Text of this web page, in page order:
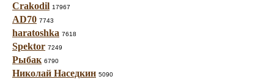
Crakodil 17967
AD70 7743
haratoshka 7618
Spektor 7249
Рыбак 6790
Николай Наседкин 5090